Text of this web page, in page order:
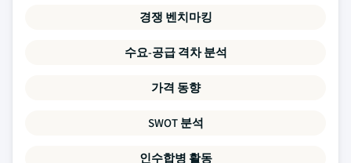
경쟁 벤치마킹
수요-공급 격차 분석
가격 동향
SWOT 분석
인수합병 활동